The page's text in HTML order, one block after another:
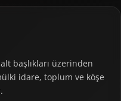
başlıkları üzerinden
idare, toplum ve köşe